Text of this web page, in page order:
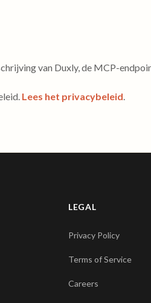
van Duxly, de MCP-
Lees het privacybeleid.
LEGAL
Privacy Policy
Terms of Service
Careers